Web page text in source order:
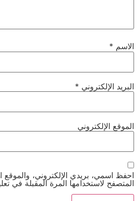
الاسم *
البريد الإلكتروني *
الموقع الإلكتروني
احفظ اسمي، بريدي الإلكتروني، والموقع
المتصفح لاستخدامها المرة المقبلة في